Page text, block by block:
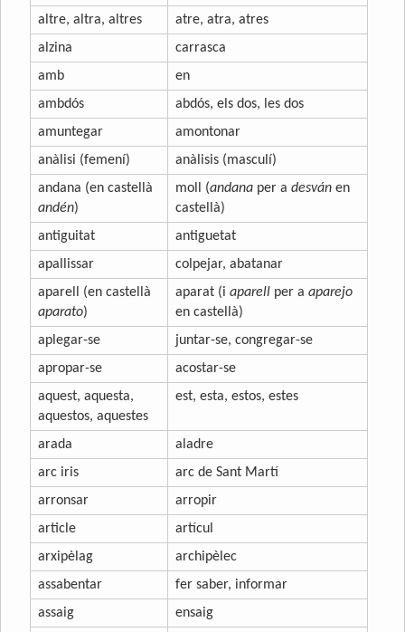
altre, altra, altres
atre, atra, atres
alzina
carrasca
amb
en
ambdós
abdós, els dos, les dos
amuntegar
amontonar
anàlisi (femení)
anàlisis (masculí)
andana (en castellà
andén)
moll (andana per a desván en
castellà)
antiguitat
antiguetat
apallissar
colpejar, abatanar
aparell (en castellà
aparato)
aparat (i aparell per a aparejo
en castellà)
aplegar-se
juntar-se, congregar-se
apropar-se
acostar-se
aquest, aquesta,
aquestos, aquestes
est, esta, estos, estes
arada
aladre
arc iris
arc de Sant Martí
arronsar
arropir
article
artícul
arxipèlag
archipèlec
assabentar
fer saber, informar
assaig
ensaig